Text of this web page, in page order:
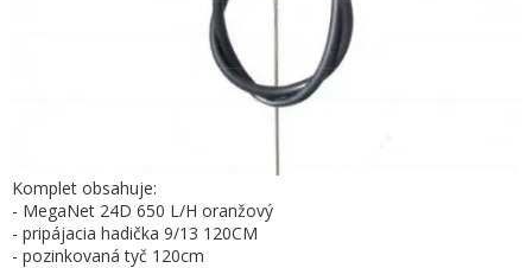
Komplet obsahuje:
- MegaNet 24D 650 L/H oranžový
- pripájacia hadička 9/13 120CM
- pozinkovaná tyč 120cm